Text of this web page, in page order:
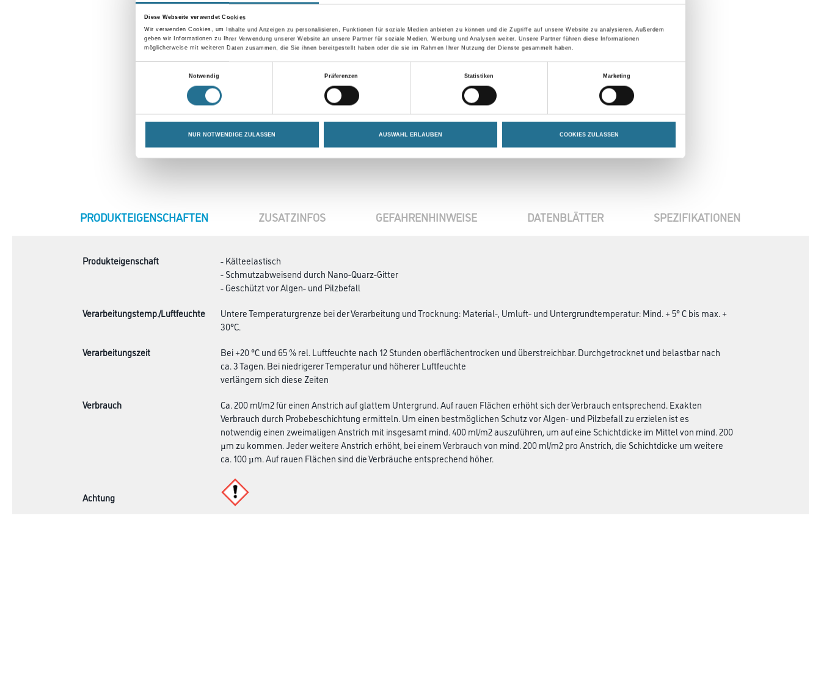
Diese Webseite verwendet Cookies
Wir verwenden Cookies, um Inhalte und Anzeigen zu personalisieren, Funktionen für soziale Medien anbieten zu können und die Zugriffe auf unsere Website zu analysieren. Außerdem
geben wir Informationen zu Ihrer Verwendung unserer Website an unsere Partner für soziale Medien, Werbung und Analysen weiter. Unsere Partner führen diese Informationen
möglicherweise mit weiteren Daten zusammen, die Sie ihnen bereitgestellt haben oder die sie im Rahmen Ihrer Nutzung der Dienste gesammelt haben.
Notwendig
Präferenzen Statistiken Marketing
NUR NOTWENDIGE ZULASSEN AUSWAHL ERLAUBEN COOKIES ZULASSEN
Umrechnungsfaktoren
Zur Farbauswahl für Ihren
Wunschfarbton
CURRENT
PRODUKTEIGENSCHAFTEN ZUSATZINFOS GEFAHRENHINWEISE DATENBLÄTTER SPEZIFIKATIONEN
Produkteigenschaft
- Kälteelastisch
- Schmutzabweisend durch Nano-Quarz-Gitter
- Geschützt vor Algen- und Pilzbefall
Verarbeitungstemp./Luftfeuchte
Untere Temperaturgrenze bei der Verarbeitung und Trocknung: Material-, Umluft- und Untergrundtemperatur: Mind. + 5° C bis max. +
30°C.
Verarbeitungszeit
Bei +20 °C und 65 % rel. Luftfeuchte nach 12 Stunden oberflächentrocken und überstreichbar. Durchgetrocknet und belastbar nach
ca. 3 Tagen. Bei niedrigerer Temperatur und höherer Luftfeuchte
verlängern sich diese Zeiten
Verbrauch
Ca. 200 ml/m2 für einen Anstrich auf glattem Untergrund. Auf rauen Flächen erhöht sich der Verbrauch entsprechend. Exakten
Verbrauch durch Probebeschichtung ermitteln. Um einen bestmöglichen Schutz vor Algen- und Pilzbefall zu erzielen ist es
notwendig einen zweimaligen Anstrich mit insgesamt mind. 400 ml/m2 auszuführen, um auf eine Schichtdicke im Mittel von mind. 200
µm zu kommen. Jeder weitere Anstrich erhöht, bei einem Verbrauch von mind. 200 ml/m2 pro Anstrich, die Schichtdicke um weitere
ca. 100 µm. Auf rauen Flächen sind die Verbräuche entsprechend höher.
Achtung